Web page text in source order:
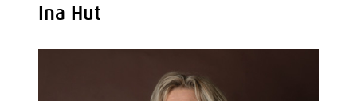
Ina Hut